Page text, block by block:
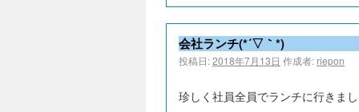
会社ランチ(*´▽｀*)
投稿日:2018年7月13日 作成者: riepon
珍しく社員全員でランチに行きまし